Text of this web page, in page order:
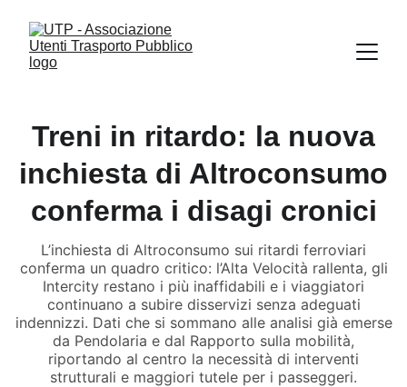
Treni in ritardo: la nuova
inchiesta di Altroconsumo
conferma i disagi cronici
L’inchiesta di Altroconsumo sui ritardi ferroviari
conferma un quadro critico: l’Alta Velocità rallenta, gli
Intercity restano i più inaffidabili e i viaggiatori
continuano a subire disservizi senza adeguati
indennizzi. Dati che si sommano alle analisi già emerse
da Pendolaria e dal Rapporto sulla mobilità,
riportando al centro la necessità di interventi
strutturali e maggiori tutele per i passeggeri.